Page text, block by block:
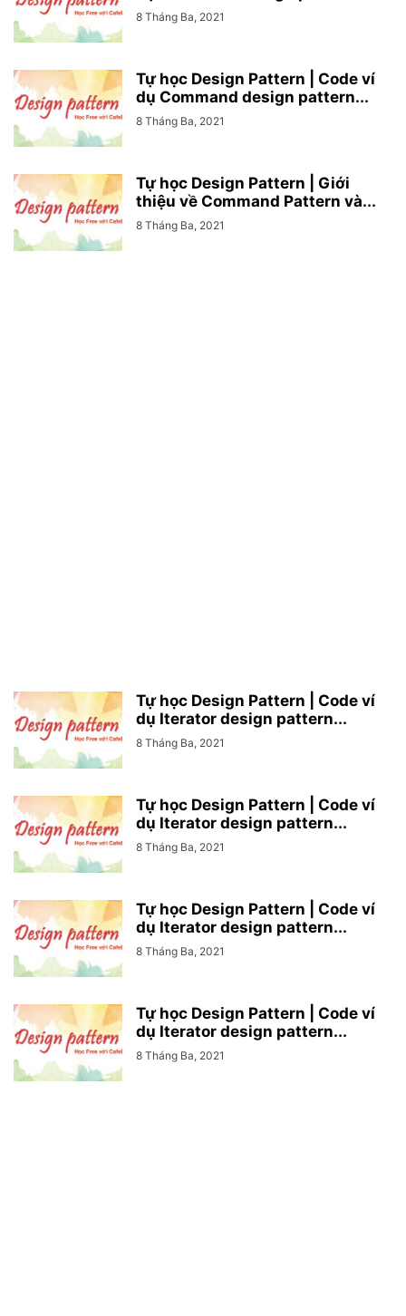
8 Tháng Ba, 2021
Tự học Design Pattern | Code ví
dụ Command design pattern...
8 Tháng Ba, 2021
Tự học Design Pattern | Giới
thiệu về Command Pattern và...
8 Tháng Ba, 2021
Tự học Design Pattern | Code ví
dụ Iterator design pattern...
8 Tháng Ba, 2021
Tự học Design Pattern | Code ví
dụ Iterator design pattern...
8 Tháng Ba, 2021
Tự học Design Pattern | Code ví
dụ Iterator design pattern...
8 Tháng Ba, 2021
Tự học Design Pattern | Code ví
dụ Iterator design pattern...
8 Tháng Ba, 2021